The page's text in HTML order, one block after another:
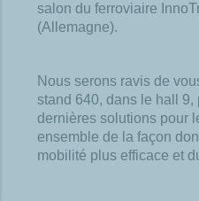
salon du ferroviaire
(Allemagne).​
Nous serons ravis de
stand 640, dans le hall
dernières solutions pour
ensemble de la façon
mobilité plus efficace et